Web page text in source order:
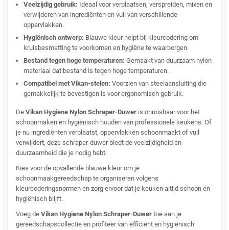
Veelzijdig gebruik: Ideaal voor verplaatsen, verspreiden, mixen en
verwijderen van ingrediënten en vuil van verschillende
oppervlakken.
Hygiënisch ontwerp: Blauwe kleur helpt bij kleurcodering om
kruisbesmetting te voorkomen en hygiëne te waarborgen.
Bestand tegen hoge temperaturen: Gemaakt van duurzaam nylon
materiaal dat bestand is tegen hoge temperaturen.
Compatibel met Vikan-stelen: Voorzien van steelaansluiting die
gemakkelijk te bevestigen is voor ergonomisch gebruik.
De Vikan Hygiene Nylon Schraper-Duwer is onmisbaar voor het
schoonmaken en hygiënisch houden van professionele keukens. Of
je nu ingrediënten verplaatst, oppervlakken schoonmaakt of vuil
verwijdert, deze schraper-duwer biedt de veelzijdigheid en
duurzaamheid die je nodig hebt.
Kies voor de opvallende blauwe kleur om je
schoonmaakgereedschap te organiseren volgens
kleurcoderingsnormen en zorg ervoor dat je keuken altijd schoon en
hygiënisch blijft.
Voeg de Vikan Hygiene Nylon Schraper-Duwer toe aan je
gereedschapscollectie en profiteer van efficiënt en hygiënisch